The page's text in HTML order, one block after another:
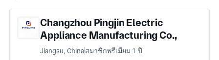
Changzhou Pingjin Electric
Appliance Manufacturing Co.,
Ltd./Changzhou Pingjing
Jiangsu, Chinaสมาชิกพรีเมียม 1 ปี